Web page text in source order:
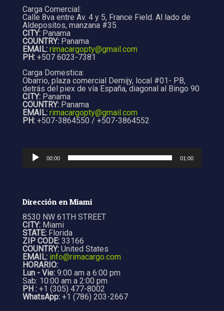
Carga Comercial:
Calle 8va entre Av. 4 y 5, France Field. Al lado de
Aldepositos, manzana #35.
CITY: Panama
COUNTRY: Panama
EMAIL: rimacargopty@gmail.com
PH: +507 6023-7381
Carga Domestica:
Obarrio, plaza comercial Demijy, local #01- PB,
detrás del piex de vía España, diagonal al Bingo 90
CITY: Panama
COUNTRY: Panama
EMAIL: rimacargopty@gmail.com
PH: +507-3864550 / +507-3864552
Audio
Player
00:00 01:00
Dirección en Miami
8530 NW 61TH STREET
CITY: Miami
STATE: Florida
ZIP CODE: 33166
COUNTRY: United States
EMAIL: info@rimacargo.com
HORARIO:
Lun - Vie: 9:00 am a 6:00 pm
Sab: 10:00 am a 2:00 pm
PH : +1 (305) 477-8002
WhatsApp: +1 (786) 203-2667